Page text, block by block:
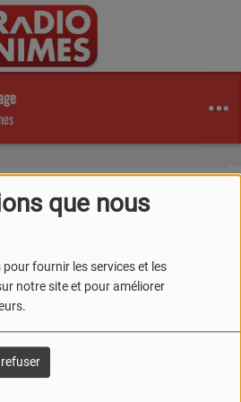
que nous
fournir les services et les
notre site et pour améliorer